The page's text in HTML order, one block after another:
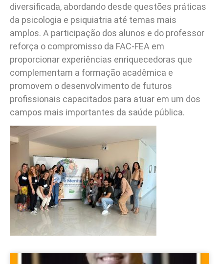
diversificada, abordando desde questões práticas
da psicologia e psiquiatria até temas mais
amplos. A participação dos alunos e do professor
reforça o compromisso da FAC-FEA em
proporcionar experiências enriquecedoras que
complementam a formação acadêmica e
promovem o desenvolvimento de futuros
profissionais capacitados para atuar em um dos
campos mais importantes da saúde pública.